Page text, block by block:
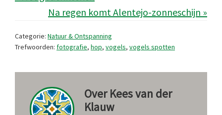
Na regen komt Alentejo-zonneschijn »
Categorie: Natuur & Ontspanning
Trefwoorden: fotografie, hop, vogels, vogels spotten
OverKees van der
Klauw